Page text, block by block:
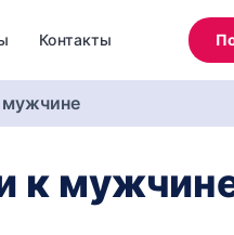
Контакты
мужчине
к